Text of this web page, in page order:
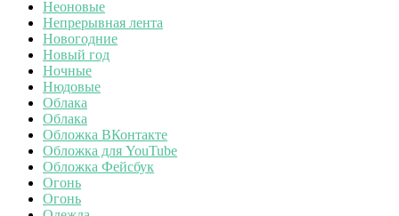
Неоновые
Непрерывная лента
Новогодние
Новый год
Ночные
Нюдовые
Облака
Облака
Обложка ВКонтакте
Обложка для YouTube
Обложка Фейсбук
Огонь
Огонь